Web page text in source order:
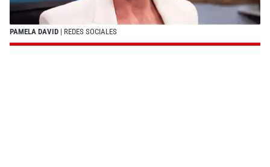
PAMELA DAVID | REDES SOCIALES